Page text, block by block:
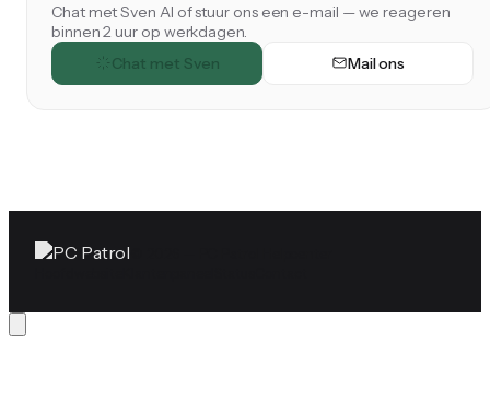
Chat met Sven AI of stuur ons een e-mail — we reageren
binnen 2 uur op werkdagen.
Chat met Sven
Mail ons